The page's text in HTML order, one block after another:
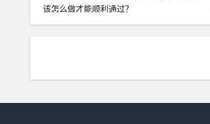
该怎么做才能顺利通过？